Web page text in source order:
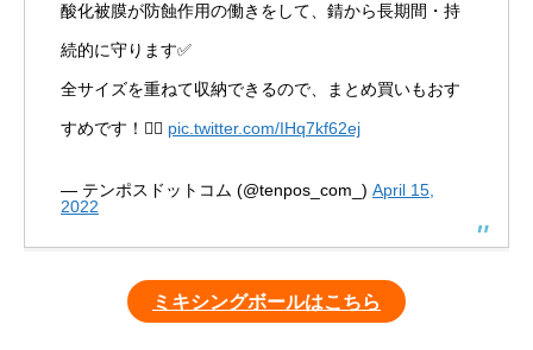
酸化被膜が防蝕作用の働きをして、錆から長期間・持
続的に守ります✅
全サイズを重ねて収納できるので、まとめ買いもおす
すめです！💁‍♀️ pic.twitter.com/IHq7kf62ej
— テンポスドットコム (@tenpos_com_) April 15,
2022
ミキシングボールはこちら